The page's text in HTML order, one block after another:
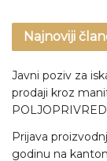
Najnoviji
Javni poziv za
prodaji kroz
Prijava
godinu na